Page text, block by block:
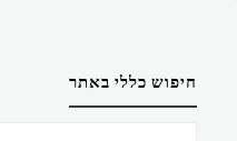
חיפוש כללי באתר